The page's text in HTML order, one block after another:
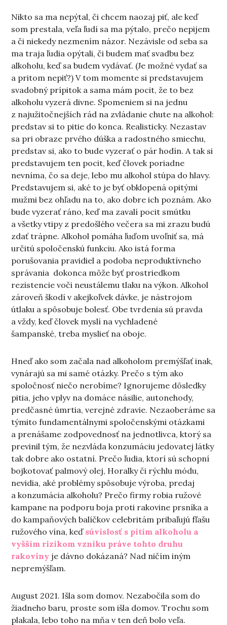
Nikto sa ma nepýtal, či chcem naozaj piť, ale keď
som prestala, veľa ľudí sa ma pýtalo, prečo nepijem
a či niekedy nezmením názor. Nezávisle od seba sa
ma traja ľudia opýtali, či budem mať svadbu bez
alkoholu, keď sa budem vydávať. (Je možné vydať sa
a pritom nepiť?) V tom momente si predstavujem
svadobný prípitok a sama mám pocit, že to bez
alkoholu vyzerá divne. Spomeniem si na jednu
z najužitočnejších rád na zvládanie chute na alkohol:
predstav si to pitie do konca. Realisticky. Nezastav
sa pri obraze prvého dúška a radostného smiechu,
predstav si, ako to bude vyzerať o pár hodín. A tak si
predstavujem ten pocit, keď človek poriadne
nevníma, čo sa deje, lebo mu alkohol stúpa do hlavy.
Predstavujem si, aké to je byť obklopená opitými
mužmi bez ohľadu na to, ako dobre ich poznám. Ako
bude vyzerať ráno, keď ma zavalí pocit smútku
a všetky vtipy z predošlého večera sa mi zrazu budú
zdať trápne. Alkohol pomáha ľuďom uvoľniť sa, má
určitú spoločenskú funkciu. Ako istá forma
porušovania pravidiel a podoba neproduktívneho
správania dokonca môže byť prostriedkom
rezistencie voči neustálemu tlaku na výkon. Alkohol
zároveň škodí v akejkoľvek dávke, je nástrojom
útlaku a spôsobuje bolesť. Obe tvrdenia sú pravda
a vždy, keď človek myslí na vychladené
šampanské, treba myslieť na oboje.
Hneď ako som začala nad alkoholom premýšľať inak,
vynárajú sa mi samé otázky. Prečo s tým ako
spoločnosť niečo nerobíme? Ignorujeme dôsledky
pitia, jeho vplyv na domáce násilie, autonehody,
predčasné úmrtia, verejné zdravie. Nezaoberáme sa
týmito fundamentálnymi spoločenskými otázkami
a prenášame zodpovednosť na jednotlivca, ktorý sa
previnil tým, že nezvláda konzumáciu jedovatej látky
tak dobre ako ostatní. Prečo ľudia, ktorí sú schopní
bojkotovať palmový olej, Horalky či rýchlu módu,
nevidia, aké problémy spôsobuje výroba, predaj
a konzumácia alkoholu? Prečo firmy robia ružové
kampane na podporu boja proti rakovine prsníka a
do kampaňových balíčkov celebritám pribaľujú fľašu
ružového vína, keď súvislosť s pitím alkoholu a
vyšším rizikom vzniku práve tohto druhu
rakoviny je dávno dokázaná? Nad ničím iným
nepremýšľam.
August 2021. Išla som domov. Nezabočila som do
žiadneho baru, proste som išla domov. Trochu som
plakala, lebo toho na mňa v ten deň bolo veľa.